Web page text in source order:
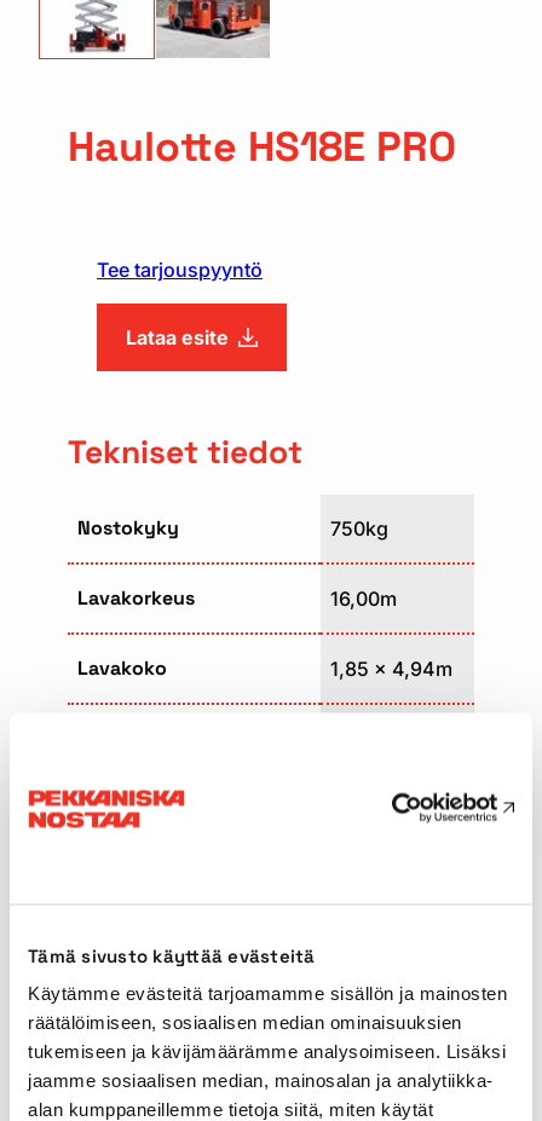
Tämä sivusto käyttää evästeitä
Käytämme evästeitä tarjoamamme sisällön ja mainosten
räätälöimiseen, sosiaalisen median ominaisuuksien
tukemiseen ja kävijämäärämme analysoimiseen. Lisäksi
jaamme sosiaalisen median, mainosalan ja analytiikka-
alan kumppaneillemme tietoja siitä, miten käytät
Haulotte HS18E PRO
Tee tarjouspyyntö
Lataa esite
Tekniset tiedot
Nostokyky 750kg
Lavakorkeus 16,00m
Lavakoko 1,85 x 4,94m
Kuljetuspituus
Kuljetuskorkeus
Käyttövoima Akku
Ulkokäyttö Kyllä